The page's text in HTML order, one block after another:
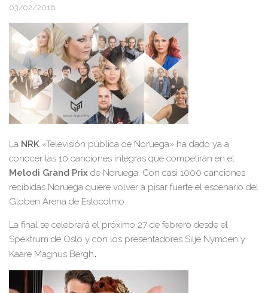
03/02/2016
La NRK «Televisión pública de Noruega» ha dado ya a
conocer las 10 canciones integras que competirán en el
Melodi Grand Prix de Noruega. Con casi 1000 canciones
recibidas Noruega quiere volver a pisar fuerte el escenario del
Globen Arena de Estocolmo.
La final se celebrará el próximo 27 de febrero desde el
Spektrum de Oslo y con los presentadores Silje Nymoen y
Kaare Magnus Bergh.